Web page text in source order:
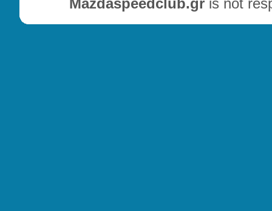
Mazdaspeedclub.gris not